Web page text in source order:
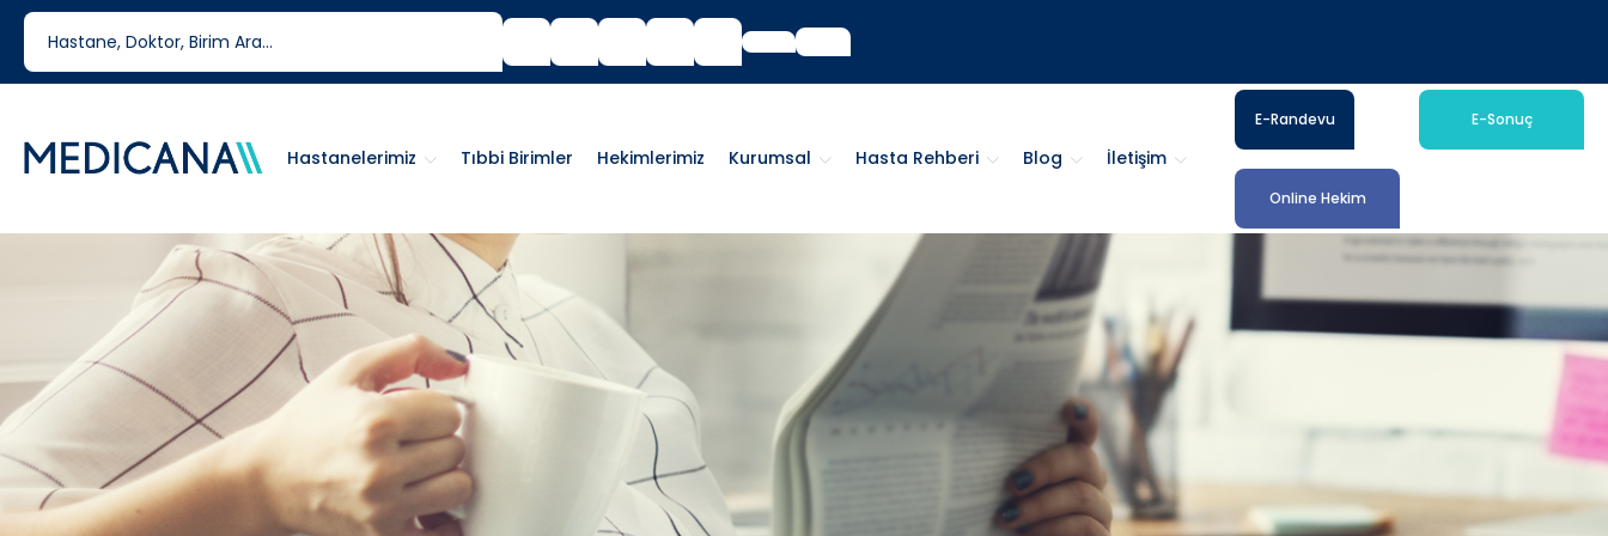
444 6 334
Tıbbi Birimler Hekimlerimiz Kurumsal Hasta Rehberi Blog İletişim
Hastanelerimiz
E-Randevu E-Sonuç
Online Hekim